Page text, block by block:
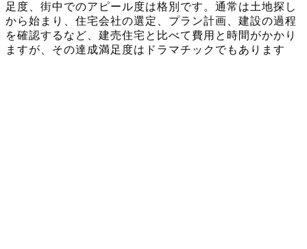
足度、街中でのアピール度は格別です。通常は土地探し
から始まり、住宅会社の選定、プラン計画、建設の過程
を確認するなど、建売住宅と比べて費用と時間がかかり
ますが、その達成満足度はドラマチックでもあります